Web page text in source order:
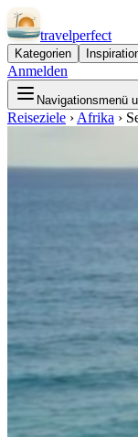
travelperfect
Kategorien
Anmelden
Navigationsmenü
Reiseziele › Afrika ›